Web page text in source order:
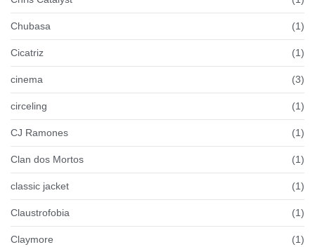
Chubasa (1)
Cicatriz (1)
cinema (3)
circeling (1)
CJ Ramones (1)
Clan dos Mortos (1)
classic jacket (1)
Claustrofobia (1)
Claymore (1)